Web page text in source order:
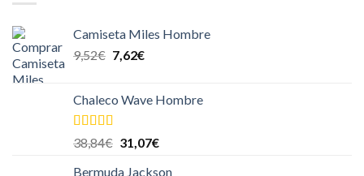
Camiseta Miles Hombre
9,52€ 7,62€
Chaleco Wave Hombre
Valorado
4.00
5
38,84€ 31,07€
Bermuda Jackson